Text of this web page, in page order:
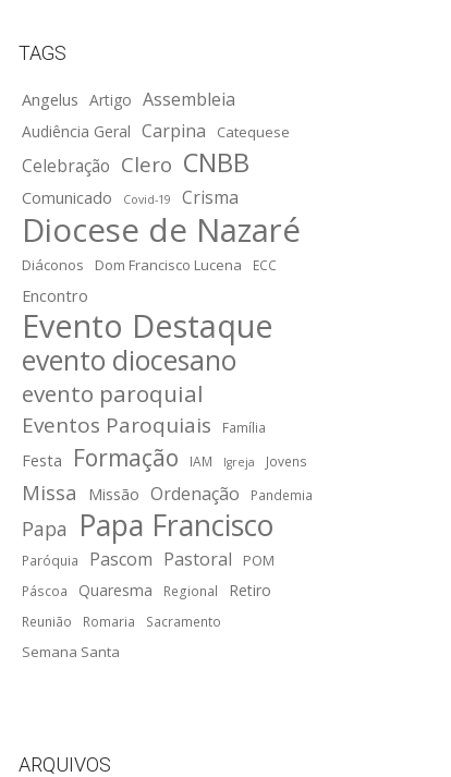
TAGS
Angelus Artigo Assembleia
Audiência Geral Carpina Catequese
Celebração Clero CNBB
Comunicado Covid-19 Crisma
Diocese de Nazaré
Diáconos Dom Francisco Lucena ECC
Encontro
Evento Destaque
evento diocesano
evento paroquial
Eventos Paroquiais Família
Festa Formação IAM Igreja Jovens
Missa Missão Ordenação Pandemia
Papa Papa Francisco
Paróquia Pascom Pastoral POM
Páscoa Quaresma Regional Retiro
Reunião Romaria Sacramento
Semana Santa
ARQUIVOS